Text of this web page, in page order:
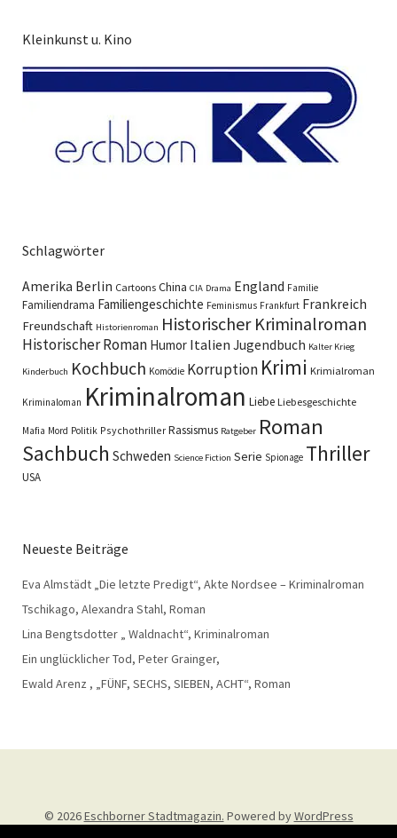
Kleinkunst u. Kino
Schlagwörter
Amerika Berlin Cartoons China CIA Drama England Familie
Familiendrama Familiengeschichte Feminismus Frankfurt Frankreich
Freundschaft Historienroman Historischer Kriminalroman
Historischer Roman Humor Italien Jugendbuch Kalter Krieg
Kinderbuch Kochbuch Komödie Korruption Krimi Krimialroman
Kriminaloman Kriminalroman Liebe Liebesgeschichte
Mafia Mord Politik Psychothriller Rassismus Ratgeber Roman
Sachbuch Schweden Science Fiction Serie Spionage Thriller
USA
Neueste Beiträge
Eva Almstädt „Die letzte Predigt“, Akte Nordsee – Kriminalroman
Tschikago, Alexandra Stahl, Roman
Lina Bengtsdotter „ Waldnacht“, Kriminalroman
Ein unglücklicher Tod, Peter Grainger,
Ewald Arenz , „FÜNF, SECHS, SIEBEN, ACHT“, Roman
© 2026Eschborner Stadtmagazin. Powered byWordPress